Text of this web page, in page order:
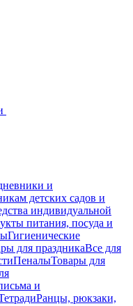
и
детских садов и
индивидуальной
питания, посуда и
Гигиенические
для праздникаВсе для
ПеналыТовары для
и
Ранцы, рюкзаки,